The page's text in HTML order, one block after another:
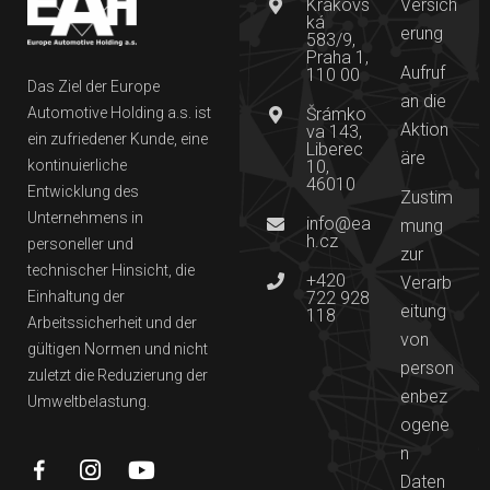
Das Ziel der Europe
Automotive Holding a.s. ist
ein zufriedener Kunde, eine
kontinuierliche
Entwicklung des
Unternehmens in
personeller und
technischer Hinsicht, die
Einhaltung der
Arbeitssicherheit und der
gültigen Normen und nicht
zuletzt die Reduzierung der
Umweltbelastung.
Krakovs
ká
583/9,
Praha 1,
110 00
Šrámko
va 143,
Liberec
10,
46010
info@ea
h.cz
+420
722 928
118
Versich
erung
Aufruf
an die
Aktion
äre
Zustim
mung
zur
Verarb
eitung
von
person
enbez
ogene
n
Daten